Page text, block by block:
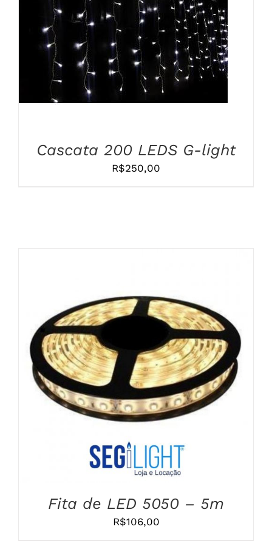
COMPRAR / DETALHES
Cascata 200 LEDS G-light
R$250,00
VER OPÇÕES / DETALHES
Fita de LED 5050 – 5m
R$106,00